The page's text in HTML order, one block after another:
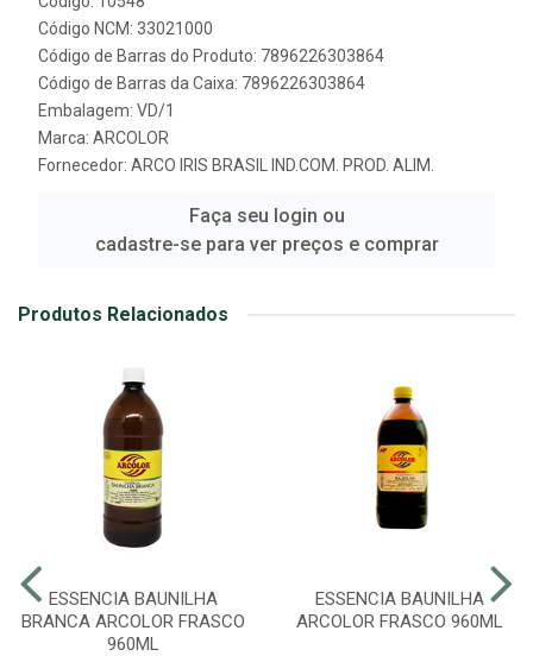
Código NCM: 33021000
Código de Barras do Produto: 7896226303864
Código de Barras da Caixa: 7896226303864
Embalagem: VD/1
Marca: ARCOLOR
Fornecedor: ARCO IRIS BRASIL IND.COM. PROD. ALIM.
Faça seu login ou
cadastre-se para ver preços e comprar
Produtos Relacionados
ESSENCIA BAUNILHA
BRANCA ARCOLOR FRASCO
960ML
ESSENCIA BAUNILHA
ARCOLOR FRASCO 960ML